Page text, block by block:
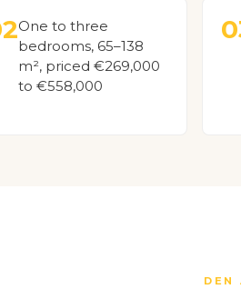
One to three
bedrooms, 65–138
m², priced €269,000
to €558,000
DEN